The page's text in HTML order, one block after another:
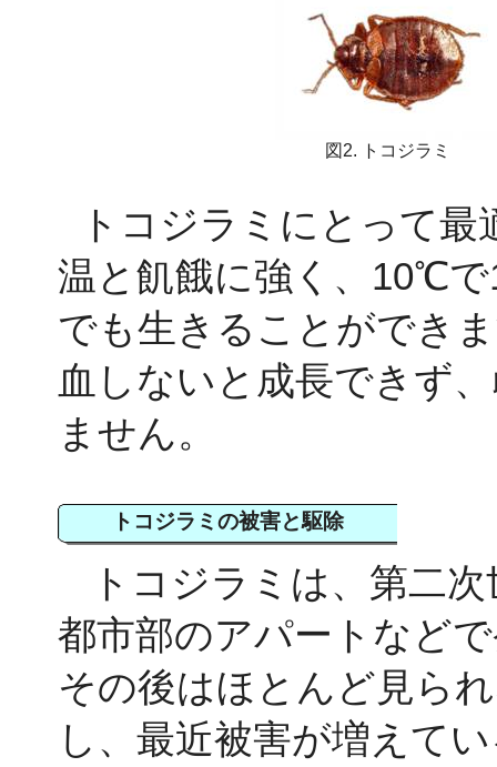
図2. トコジラミ
トコジラミにとって
温と飢餓に強く、10℃
でも生きることができ
血しないと成長できず
ません。
トコジラミの被害と駆除
トコジラミは、第二次
都市部のアパートなど
その後はほとんど見ら
し、最近被害が増えて